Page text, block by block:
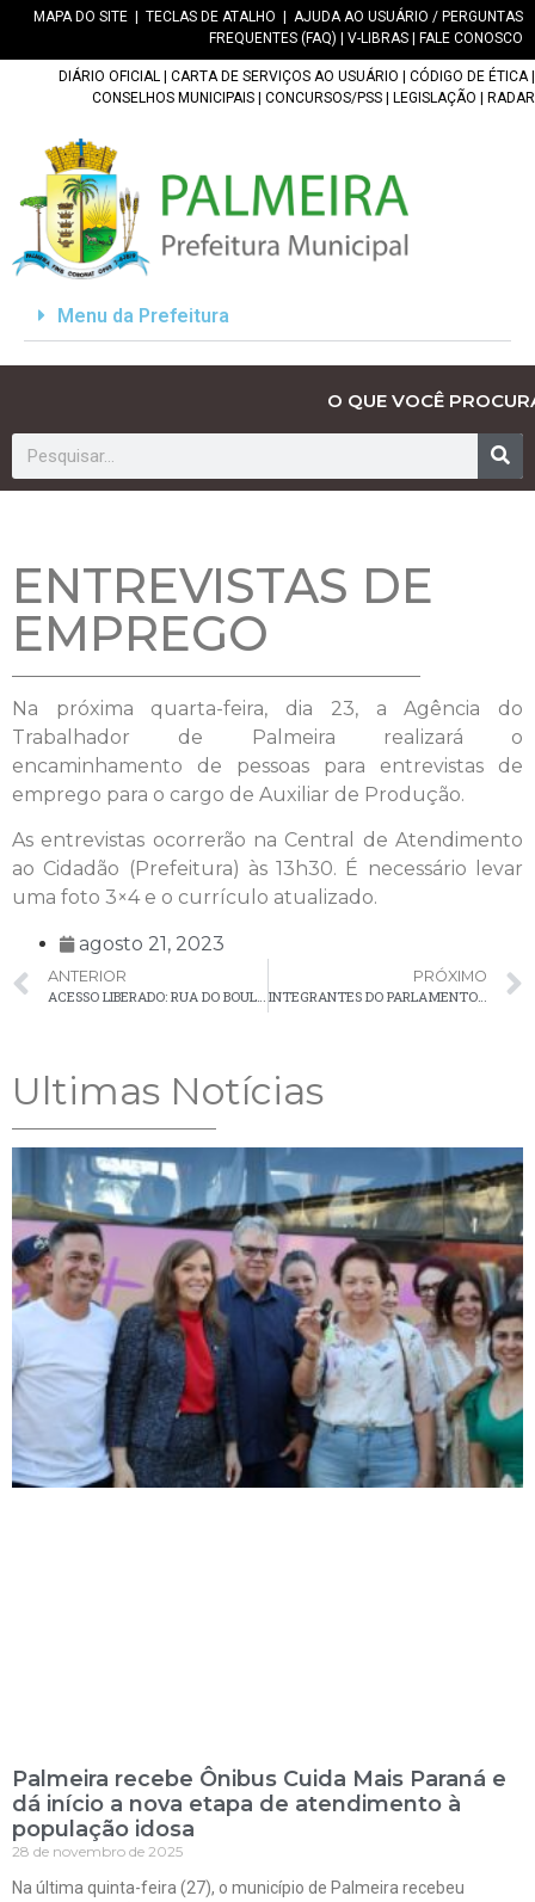
MAPA DO SITE TECLAS DE ATALHO
AJUDA AO USUÁRIO / PERGUNTAS
FREQUENTES (FAQ)
V-LIBRAS FALE CONOSCO
DIÁRIO OFICIAL CARTA DE SERVIÇOS AO USUÁRIO CÓDIGO DE ÉTICA|
CONSELHOS MUNICIPAIS
CONCURSOS/PSS LEGISLAÇÃO RADAR
Menu da Prefeitura
O QUE VOCÊ
ENTREVISTAS DE
EMPREGO
Na próxima quarta-feira, dia 23, a Agência do
Trabalhador de Palmeira realizará o
encaminhamento de pessoas para entrevistas de
emprego para o cargo de Auxiliar de Produção.
As entrevistas ocorrerão na Central de Atendimento
ao Cidadão (Prefeitura) às 13h30. É necessário levar
uma foto 3×4 e o currículo atualizado.
agosto 21, 2023
ANTERIOR
PRÓXIMO
INTEGRANTES DO PARLAMENTO JOVEM DE PALMEIRA VISITARAM O EXECUTIVO NESTA TERÇA-FEIRA (22)
Ultimas Notícias
Palmeira recebe Ônibus Cuida Mais Paraná e
dá início a nova etapa de atendimento à
população idosa
28 de novembro de 2025
Na última quinta-feira (27), o município de Palmeira recebeu